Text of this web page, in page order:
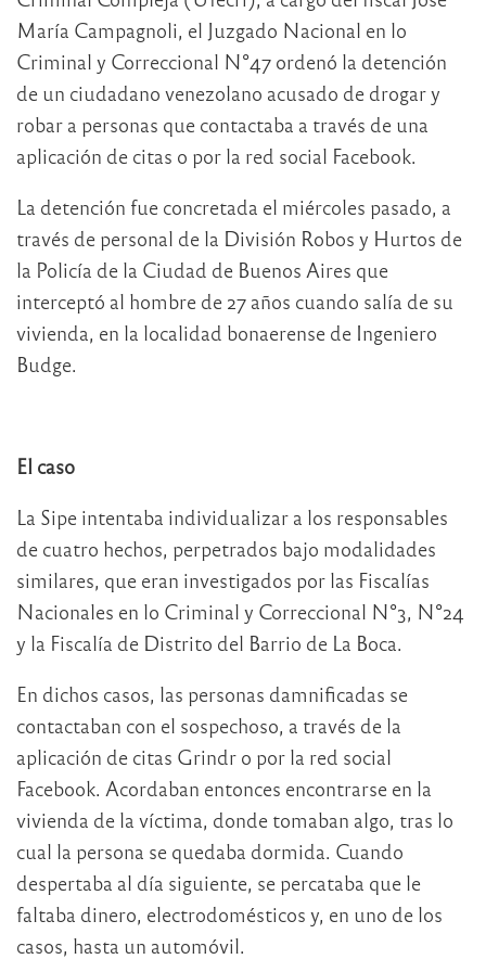
María Campagnoli, el Juzgado Nacional en lo
Criminal y Correccional N°47 ordenó la detención
de un ciudadano venezolano acusado de drogar y
robar a personas que contactaba a través de una
aplicación de citas o por la red social Facebook.
La detención fue concretada el miércoles pasado, a
través de personal de la División Robos y Hurtos de
la Policía de la Ciudad de Buenos Aires que
interceptó al hombre de 27 años cuando salía de su
vivienda, en la localidad bonaerense de Ingeniero
Budge.
El caso
La Sipe intentaba individualizar a los responsables
de cuatro hechos, perpetrados bajo modalidades
similares, que eran investigados por las Fiscalías
Nacionales en lo Criminal y Correccional N°3, N°24
y la Fiscalía de Distrito del Barrio de La Boca.
En dichos casos, las personas damnificadas se
contactaban con el sospechoso, a través de la
aplicación de citas Grindr o por la red social
Facebook. Acordaban entonces encontrarse en la
vivienda de la víctima, donde tomaban algo, tras lo
cual la persona se quedaba dormida. Cuando
despertaba al día siguiente, se percataba que le
faltaba dinero, electrodomésticos y, en uno de los
casos, hasta un automóvil.